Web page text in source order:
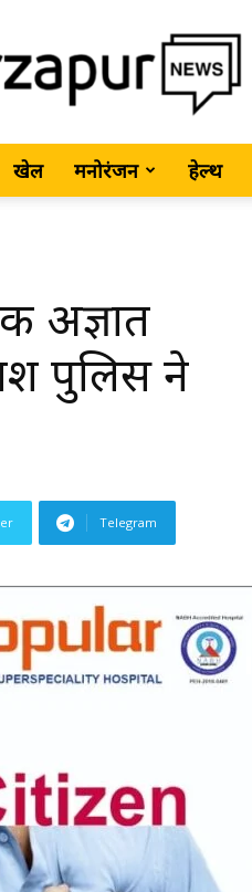
MirzapurNews.com
•
News,
खेल मनोरंजन हेल्थ
अज्ञात
पुलिस ने
Telegram